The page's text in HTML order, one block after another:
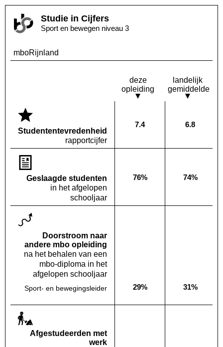
Studie in Cijfers
Sport en bewegen niveau 3
mboRijnland
deze
opleiding
landelijk
gemiddelde
Studenten­tevredenheid
rapportcijfer
Deze opleiding:
7.4 Landelijk
6.8
Geslaagde studenten
in het afgelopen
schooljaar
Deze opleiding:
76% Landelijk
74%
Doorstroom naar
andere mbo opleiding
na het behalen van een
mbo-diploma in het
afgelopen schooljaar
Sport- en bewegingsleider Deze opleiding:
29% Landelijk
31%
Af­gestudeerden met
werk